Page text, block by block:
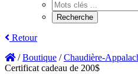
Retour
/Boutique /Chaudière-
Certificat cadeau de 200$